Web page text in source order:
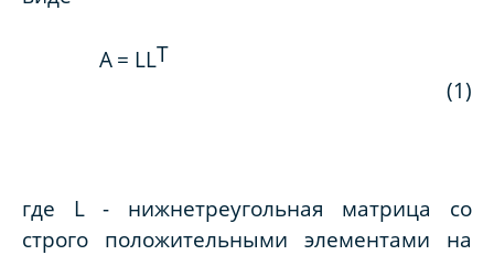
A = LLТ
(1)
где L- нижнетреугольная матрица со
строго положительными элементами на